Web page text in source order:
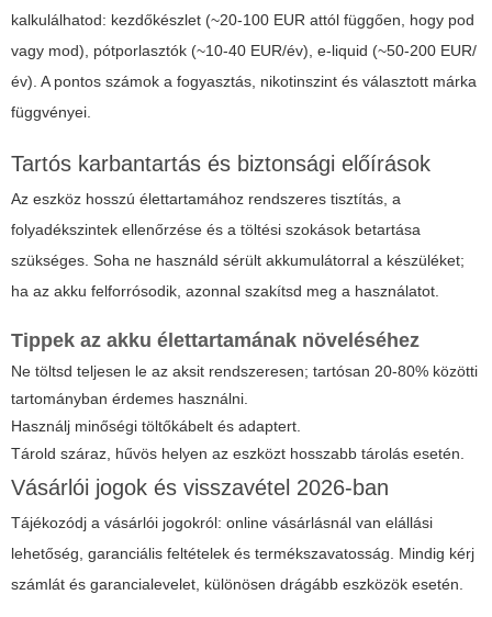
kalkulálhatod: kezdőkészlet (~20-100 EUR attól függően, hogy pod
vagy mod), pótporlasztók (~10-40 EUR/év), e-liquid (~50-200 EUR/
év). A pontos számok a fogyasztás, nikotinszint és választott márka
függvényei.
Tartós karbantartás és biztonsági előírások
Az eszköz hosszú élettartamához rendszeres tisztítás, a
folyadékszintek ellenőrzése és a töltési szokások betartása
szükséges. Soha ne használd sérült akkumulátorral a készüléket;
ha az akku felforrósodik, azonnal szakítsd meg a használatot.
Tippek az akku élettartamának növeléséhez
Ne töltsd teljesen le az aksit rendszeresen; tartósan 20-80% közötti
tartományban érdemes használni.
Használj minőségi töltőkábelt és adaptert.
Tárold száraz, hűvös helyen az eszközt hosszabb tárolás esetén.
Vásárlói jogok és visszavétel 2026-ban
Tájékozódj a vásárlói jogokról: online vásárlásnál van elállási
lehetőség, garanciális feltételek és termékszavatosság. Mindig kérj
számlát és garancialevelet, különösen drágább eszközök esetén.